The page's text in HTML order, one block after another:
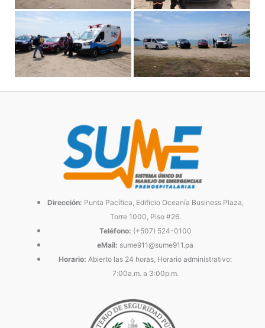
Dirección: Punta Pacífica, Edificio Oceanía Business Plaza,
Torre 1000, Piso #26.
Teléfono: (+507) 524-0100
eMail: sume911@sume911.pa
Horario: Abierto las 24 horas, Horario administrativo:
7:00a.m. a 3:00p.m.